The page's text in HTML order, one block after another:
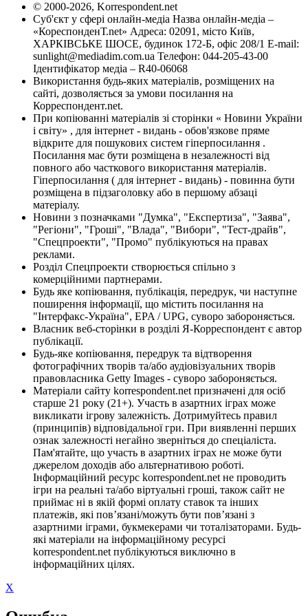
© 2000-2026, Korrespondent.net
Суб'єкт у сфері онлайн-медіа Назва онлайн-медіа –
«КореспонденТ.net» Адреса: 02091, місто Київ,
ХАРКІВСЬКЕ ШОСЕ, будинок 172-Б, офіс 208/1 E-mail:
sunlight@mediadim.com.ua Телефон: 044-205-43-00
Ідентифікатор медіа – R40-06068
Використання будь-яких матеріалів, розміщених на
сайті, дозволяється за умови посилання на
Корреспондент.net.
При копіюванні матеріалів зі сторінки « Новини України
і світу» , для інтернет - видань - обов'язкове пряме
відкрите для пошукових систем гіперпосилання .
Посилання має бути розміщена в незалежності від
повного або часткового використання матеріалів.
Гіперпосилання ( для інтернет - видань) - повинна бути
розміщена в підзаголовку або в першому абзаці
матеріалу.
Новини з позначками "Думка", "Експертиза", "Заява",
"Регіони", "Гроші", "Влада", "Вибори", "Тест-драйв",
"Спецпроекти", "Промо" публікуються на правах
реклами.
Розділ Спецпроекти створюється спільно з
комерційними партнерами.
Будь яке копіювання, публікація, передрук, чи наступне
поширення інформації, що містить посилання на
"Інтерфакс-Україна", EPA / UPG, суворо забороняється.
Власник веб-сторінки в розділі Я-Корреспондент є автор
публікації.
Будь-яке копіювання, передрук та відтворення
фотографічних творів та/або аудіовізуальних творів
правовласника Getty Images - суворо забороняється.
Матеріали сайту korrespondent.net призначені для осіб
старше 21 року (21+). Участь в азартних іграх може
викликати ігрову залежність. Дотримуйтесь правил
(принципів) відповідальної гри. При виявленні перших
ознак залежності негайно зверніться до спеціаліста.
Пам'ятайте, що участь в азартних іграх не може бути
джерелом доходів або альтернативою роботі.
Інформаційний ресурс korrespondent.net не проводить
ігри на реальні та/або віртуальні гроші, також сайт не
приймає ні в якій формі оплату ставок та інших
платежів, які пов’язані/можуть бути пов’язані з
азартними іграми, букмекерами чи тоталізаторами. Будь-
які матеріали на інформаційному ресурсі
korrespondent.net публікуються виключно в
інформаційних цілях.
X